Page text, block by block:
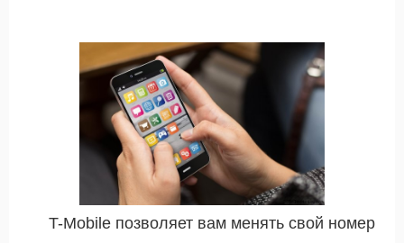
T-Mobile позволяет вам менять свой номер